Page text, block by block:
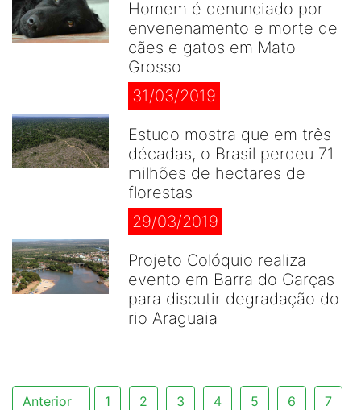
Homem é denunciado por
envenenamento e morte de
cães e gatos em Mato
Grosso
31/03/2019
Estudo mostra que em três
décadas, o Brasil perdeu 71
milhões de hectares de
florestas
29/03/2019
Projeto Colóquio realiza
evento em Barra do Garças
para discutir degradação do
rio Araguaia
Anterior 1 2 3 4 5 6 7